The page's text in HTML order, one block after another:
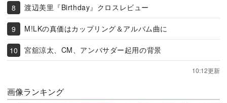
渡辺美里『Birthday』クロスレビュー
M!LKの真価はカップリング＆アルバム曲に
宮舘涼太、CM、アンバサダー起用の背景
10:12更新
画像ランキング